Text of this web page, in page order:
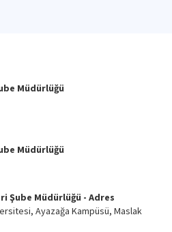
Müdürlüğü
Müdürlüğü
Şube Müdürlüğü - Adres
Ayazağa Kampüsü, Maslak